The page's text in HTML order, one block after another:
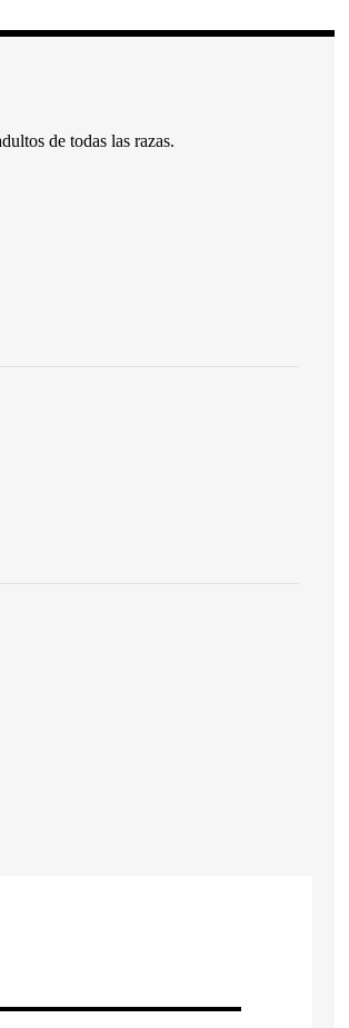
de todas las razas.